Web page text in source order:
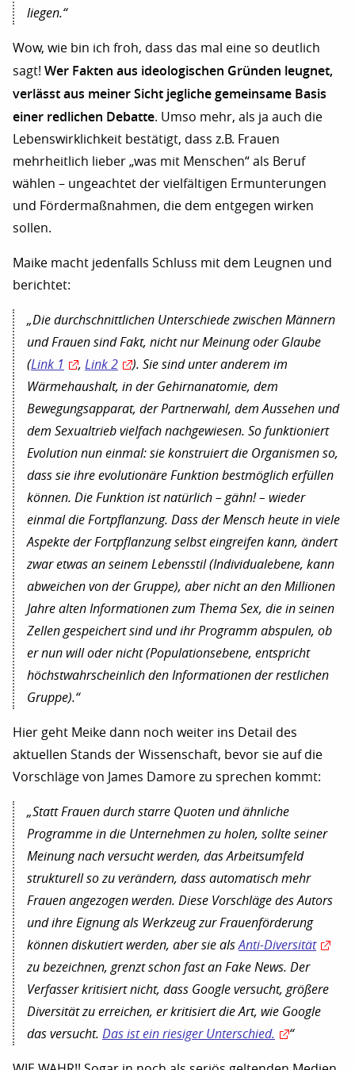
liegen.“
Wow, wie bin ich froh, dass das mal eine so deutlich
sagt! Wer Fakten aus ideologischen Gründen leugnet,
verlässt aus meiner Sicht jegliche gemeinsame Basis
einer redlichen Debatte. Umso mehr, als ja auch die
Lebenswirklichkeit bestätigt, dass z.B. Frauen
mehrheitlich lieber „was mit Menschen“ als Beruf
wählen – ungeachtet der vielfältigen Ermunterungen
und Fördermaßnahmen, die dem entgegen wirken
sollen.
Maike macht jedenfalls Schluss mit dem Leugnen und
berichtet:
„Die durchschnittlichen Unterschiede zwischen Männern
und Frauen sind Fakt, nicht nur Meinung oder Glaube
(Link 1 , Link 2
). Sie sind unter anderem im
Wärmehaushalt, in der Gehirnanatomie, dem
Bewegungsapparat, der Partnerwahl, dem Aussehen und
dem Sexualtrieb vielfach nachgewiesen. So funktioniert
Evolution nun einmal: sie konstruiert die Organismen so,
dass sie ihre evolutionäre Funktion bestmöglich erfüllen
können. Die Funktion ist natürlich – gähn! – wieder
einmal die Fortpflanzung. Dass der Mensch heute in viele
Aspekte der Fortpflanzung selbst eingreifen kann, ändert
zwar etwas an seinem Lebensstil (Individualebene, kann
abweichen von der Gruppe), aber nicht an den Millionen
Jahre alten Informationen zum Thema Sex, die in seinen
Zellen gespeichert sind und ihr Programm abspulen, ob
er nun will oder nicht (Populationsebene, entspricht
höchstwahrscheinlich den Informationen der restlichen
Gruppe).“
Hier geht Meike dann noch weiter ins Detail des
aktuellen Stands der Wissenschaft, bevor sie auf die
Vorschläge von James Damore zu sprechen kommt:
„Statt Frauen durch starre Quoten und ähnliche
Programme in die Unternehmen zu holen, sollte seiner
Meinung nach versucht werden, das Arbeitsumfeld
strukturell so zu verändern, dass automatisch mehr
Frauen angezogen werden. Diese Vorschläge des Autors
und ihre Eignung als Werkzeug zur Frauenförderung
können diskutiert werden, aber sie alsAnti-Diversität
zu bezeichnen, grenzt schon fast an Fake News. Der
Verfasser kritisiert nicht, dass Google versucht, größere
Diversität zu erreichen, er kritisiert die Art, wie Google
das versucht. Das ist ein riesiger Unterschied. “